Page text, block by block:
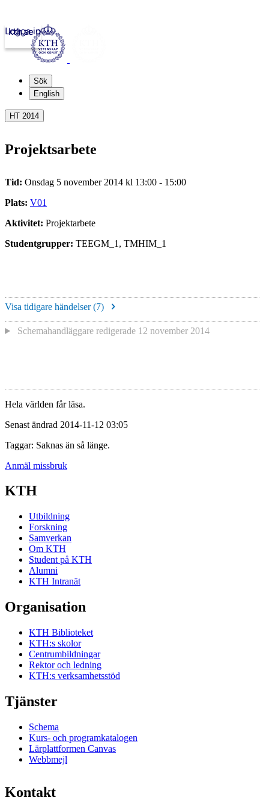
kth.se
Logga in
Sök
English
HT 2014
Projektsarbete
Tid: Onsdag 5 november 2014 kl 13:00 - 15:00
Plats: V01
Aktivitet: Projektarbete
Studentgrupper: TEEGM_1, TMHIM_1
Visa tidigare händelser (7)
Schemahandläggare redigerade 12 november 2014
Hela världen får läsa.
Senast ändrad 2014-11-12 03:05
Taggar: Saknas än så länge.
Anmäl missbruk
KTH
Utbildning
Forskning
Samverkan
Om KTH
Student på KTH
Alumni
KTH Intranät
Organisation
KTH Biblioteket
KTH:s skolor
Centrumbildningar
Rektor och ledning
KTH:s verksamhetsstöd
Tjänster
Schema
Kurs- och programkatalogen
Lärplattformen Canvas
Webbmejl
Kontakt